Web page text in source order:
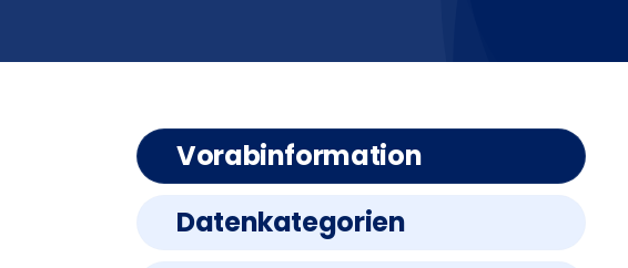
Vorabinformation
Datenkategorien